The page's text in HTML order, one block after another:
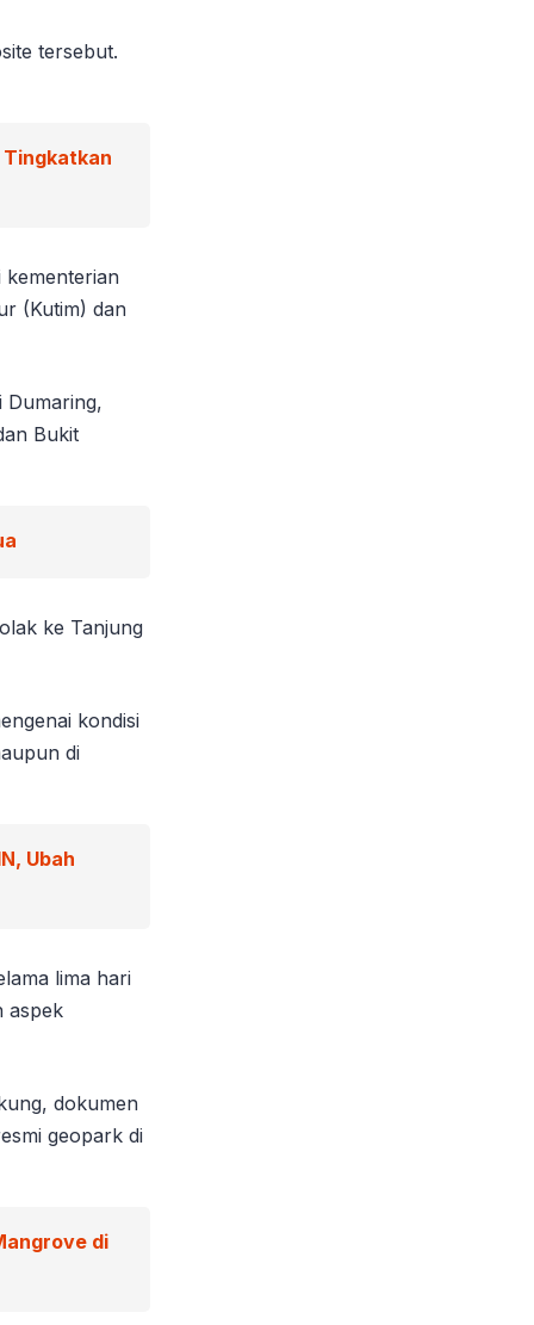
tersebut.
Tingkatkan
kementerian
(Kutim) dan
Dumaring,
Bukit
ke Tanjung
kondisi
di
Ubah
lima hari
aspek
dokumen
geopark di
di